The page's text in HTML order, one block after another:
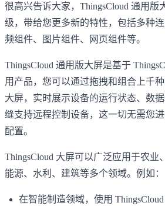
很高兴告诉大家，ThingsCloud 通用版
级，带给您更多新的特性，包括多种
频组件、图片组件、网页组件等。
ThingsCloud 通用版大屏是基于
用产品，您可以通过拖拽和组合上千
大屏，实时展示设备的运行状态、数
缝支持远程控制设备，这一切无需您
配置。
ThingsCloud 大屏可以广泛应用于农业
能源、水利、建筑等多个领域。例如：
在智能制造领域，使用